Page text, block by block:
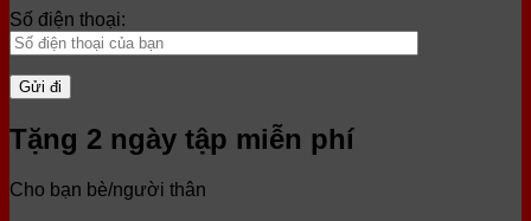
Số điện thoại:
Tặng 2 ngày tập miễn phí
Cho bạn bè/người thân